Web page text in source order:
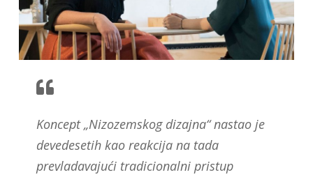
Koncept „Nizozemskog dizajna“ nastao je
devedesetih kao reakcija na tada
prevladavajući tradicionalni pristup